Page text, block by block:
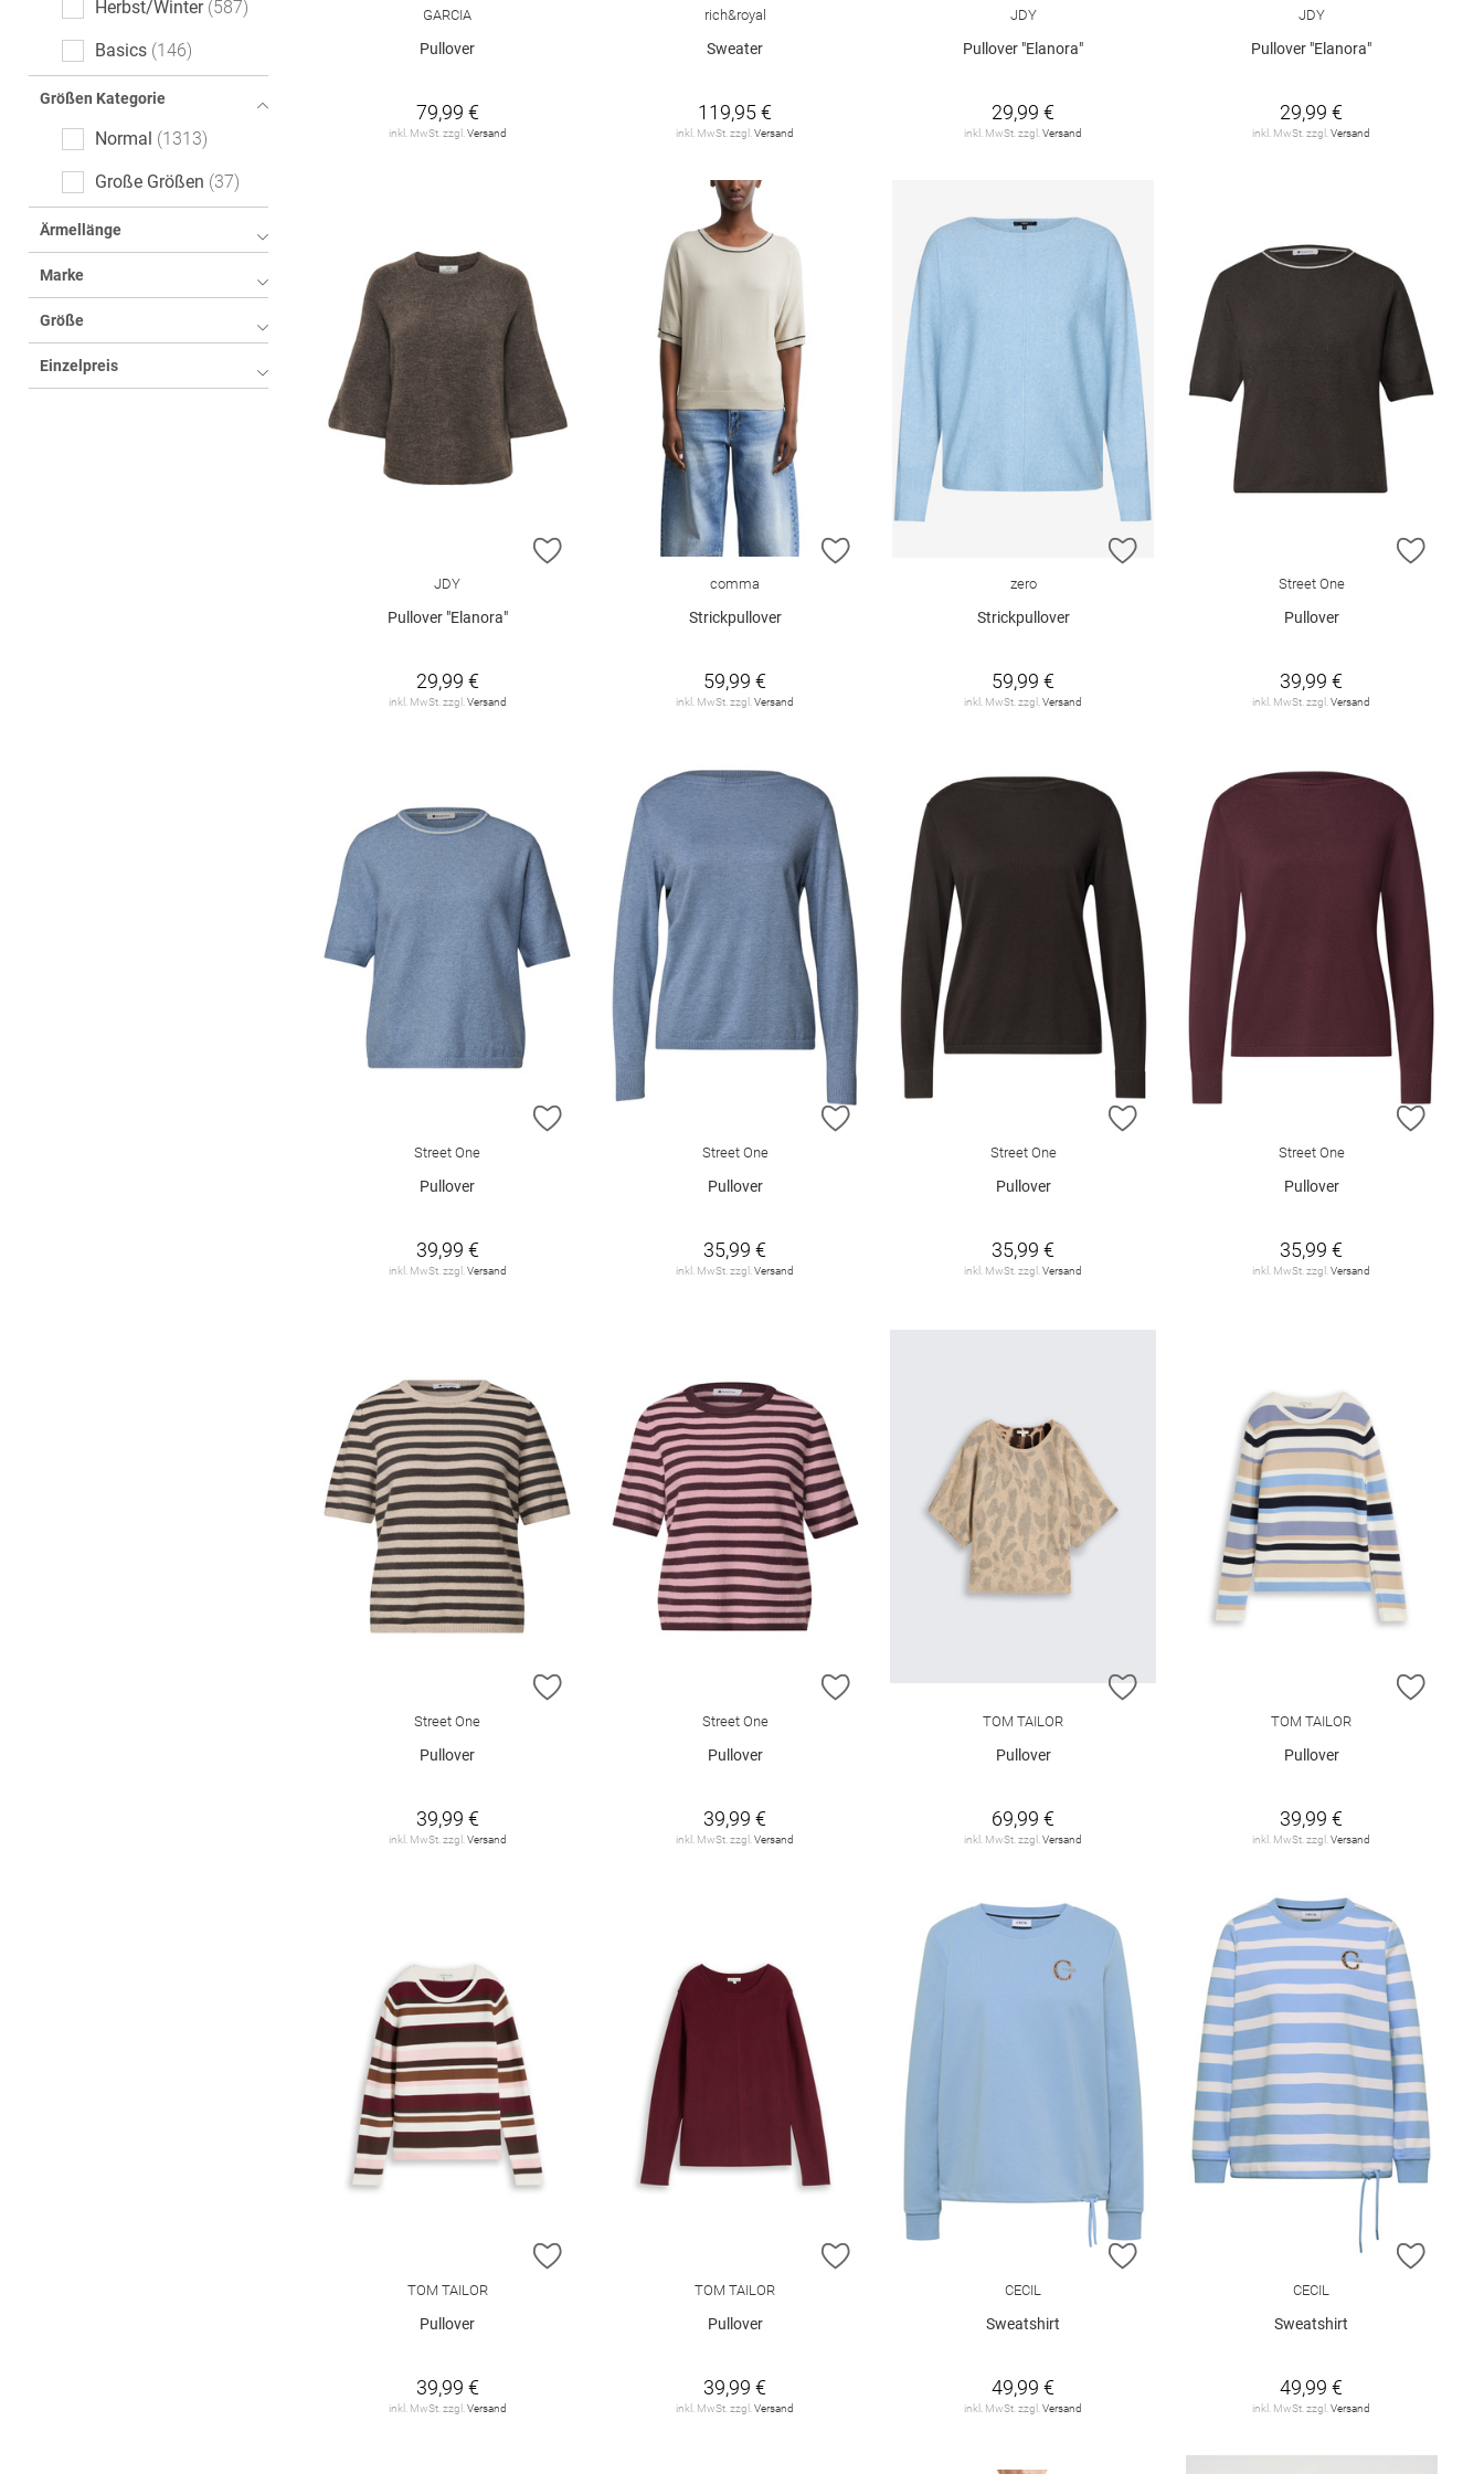
floral 20
Animalprint
cable_knit 7
kariert 4
Fischgrätmuster 3
Hahnentritt 3
Herbst/Winter 587
Basics 146
Größen Kategorie
Normal 1313
Große Größen 37
Ärmellänge
Marke
Größe
Einzelpreis
GARCIA
Pullover
79,99 €
inkl. MwSt. zzgl. Versand
rich&royal
Sweater
119,95 €
inkl. MwSt. zzgl.Versand
JDY
Pullover "Elanora"
29,99 €
inkl. MwSt. zzgl.Versand
JDY
Pullover "Elanora"
29,99 €
inkl. MwSt. zzgl.Versand
ZUR WUNSCHLISTE HINZUFÜGEN
JDY
Pullover "Elanora"
29,99 €
inkl. MwSt. zzgl. Versand
ZUR WUNSCHLISTE HINZUFÜGEN
comma
Strickpullover
59,99 €
inkl. MwSt. zzgl.Versand
zero
Strickpullover
59,99 €
inkl. MwSt. zzgl.Versand
ZUR
Street One
Pullover
39,99 €
inkl. MwSt. zzgl.Versand
ZUR WUNSCHLISTE HINZUFÜGEN
Street One
Pullover
39,99 €
inkl. MwSt. zzgl. Versand
ZUR WUNSCHLISTE HINZUFÜGEN
Street One
Pullover
35,99 €
inkl. MwSt. zzgl.Versand
Street One
Pullover
35,99 €
inkl. MwSt. zzgl.Versand
ZUR
Street One
Pullover
35,99 €
inkl. MwSt. zzgl.Versand
ZUR WUNSCHLISTE HINZUFÜGEN
Street One
Pullover
39,99 €
inkl. MwSt. zzgl. Versand
ZUR WUNSCHLISTE HINZUFÜGEN
Street One
Pullover
39,99 €
inkl. MwSt. zzgl.Versand
TOM TAILOR
Pullover
69,99 €
inkl. MwSt. zzgl.Versand
ZUR
TOM TAILOR
Pullover
39,99 €
inkl. MwSt. zzgl.Versand
ZUR WUNSCHLISTE HINZUFÜGEN
TOM TAILOR
Pullover
39,99 €
inkl. MwSt. zzgl. Versand
ZUR WUNSCHLISTE HINZUFÜGEN
TOM TAILOR
Pullover
39,99 €
inkl. MwSt. zzgl.Versand
ZUR WUNSCHLISTE HINZUFÜGEN
CECIL
Sweatshirt
49,99 €
inkl. MwSt. zzgl.Versand
ZUR
CECIL
Sweatshirt
49,99 €
inkl. MwSt. zzgl.Versand